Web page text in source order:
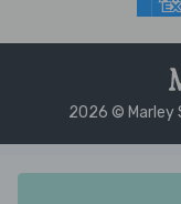
2026 © Marley